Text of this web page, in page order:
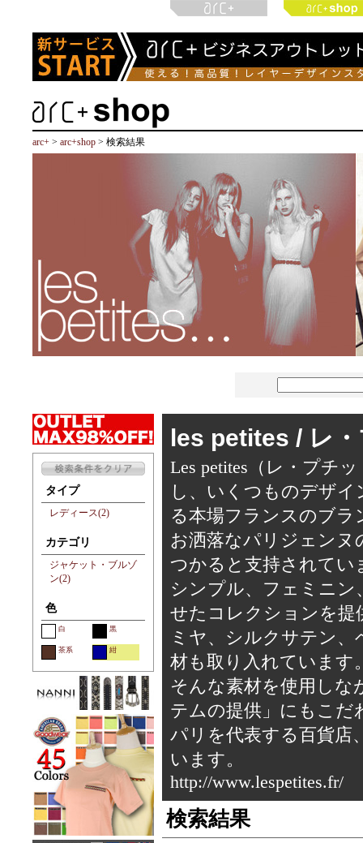
arc+ > arc+shop > 検索結果
タイプ
レディース(2)
カテゴリ
ジャケット・ブルゾ
ン(2)
色
白 黒
茶系 紺
les petites / レ
Les petites（レ・プチ
し、いくつものデザ
る本場フランスのブラ
お洒落なパリジェンヌ
つかると支持されてい
シンプル、フェミニ
せたコレクションを
ミヤ、シルクサテン
材も取り入れています
そんな素材を使用し
テムの提供」にもこ
パリを代表する百貨店
います。
http://www.lespetites.fr/
検索結果